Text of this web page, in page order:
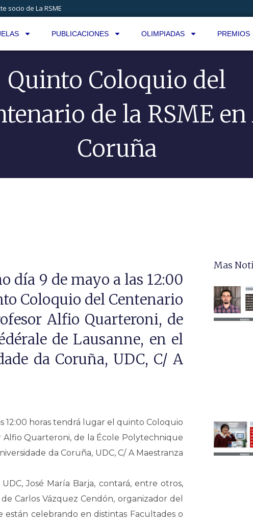
socio de La RSME
PUBLICACIONES OLIMPIADAS PREMIOS
Quinto Coloquio del
de la RSME en
Coruña
día 9 de mayo a las 12:00
Coloquio del Centenario
Alfio Quarteroni, de
de Lausanne, en el
da Coruña, UDC, C/ A
12:00 horas tendrá lugar el quinto Coloquio
Alfio Quarteroni, de la École Polytechnique
da Coruña, UDC, C/ A Maestranza
José María Barja, contará, entre otros,
Carlos Vázquez Cendón, organizador del
están celebrando en distintas Facultades o
Mas